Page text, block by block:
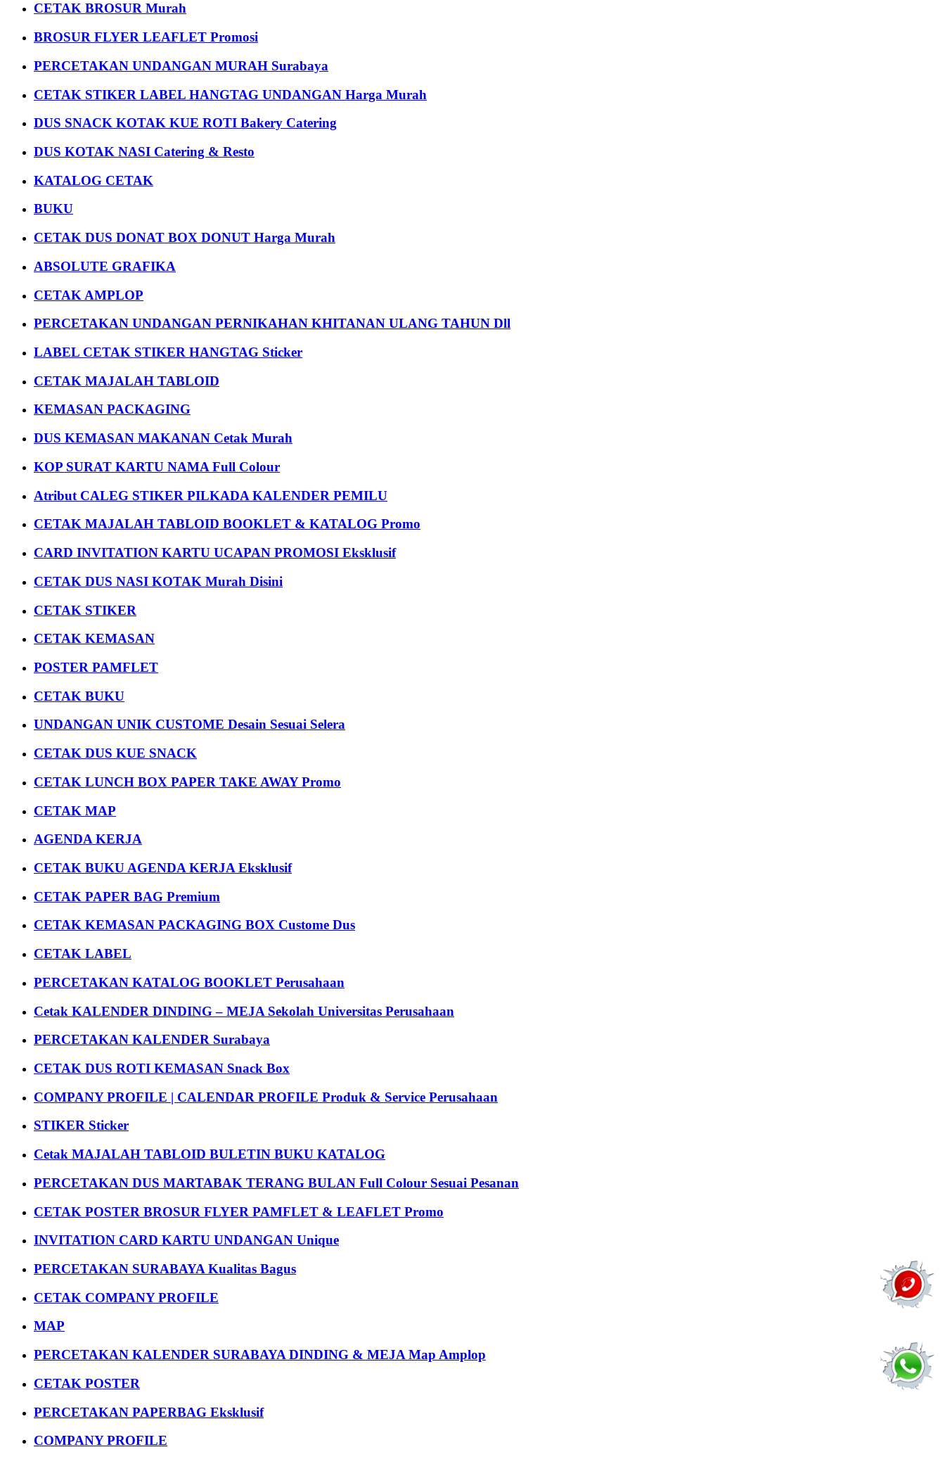
CETAK BROSUR Murah
BROSUR FLYER LEAFLET Promosi
PERCETAKAN UNDANGAN MURAH Surabaya
CETAK STIKER LABEL HANGTAG UNDANGAN Harga Murah
DUS SNACK KOTAK KUE ROTI Bakery Catering
DUS KOTAK NASI Catering & Resto
KATALOG CETAK
BUKU
CETAK DUS DONAT BOX DONUT Harga Murah
ABSOLUTE GRAFIKA
CETAK AMPLOP
PERCETAKAN UNDANGAN PERNIKAHAN KHITANAN ULANG TAHUN Dll
LABEL CETAK STIKER HANGTAG Sticker
CETAK MAJALAH TABLOID
KEMASAN PACKAGING
DUS KEMASAN MAKANAN Cetak Murah
KOP SURAT KARTU NAMA Full Colour
Atribut CALEG STIKER PILKADA KALENDER PEMILU
CETAK MAJALAH TABLOID BOOKLET & KATALOG Promo
CARD INVITATION KARTU UCAPAN PROMOSI Eksklusif
CETAK DUS NASI KOTAK Murah Disini
CETAK STIKER
CETAK KEMASAN
POSTER PAMFLET
CETAK BUKU
UNDANGAN UNIK CUSTOME Desain Sesuai Selera
CETAK DUS KUE SNACK
CETAK LUNCH BOX PAPER TAKE AWAY Promo
CETAK MAP
AGENDA KERJA
CETAK BUKU AGENDA KERJA Eksklusif
CETAK PAPER BAG Premium
CETAK KEMASAN PACKAGING BOX Custome Dus
CETAK LABEL
PERCETAKAN KATALOG BOOKLET Perusahaan
Cetak KALENDER DINDING – MEJA Sekolah Universitas Perusahaan
PERCETAKAN KALENDER Surabaya
CETAK DUS ROTI KEMASAN Snack Box
COMPANY PROFILE | CALENDAR PROFILE Produk & Service Perusahaan
STIKER Sticker
Cetak MAJALAH TABLOID BULETIN BUKU KATALOG
PERCETAKAN DUS MARTABAK TERANG BULAN Full Colour Sesuai Pesanan
CETAK POSTER BROSUR FLYER PAMFLET & LEAFLET Promo
INVITATION CARD KARTU UNDANGAN Unique
PERCETAKAN SURABAYA Kualitas Bagus
CETAK COMPANY PROFILE
MAP
PERCETAKAN KALENDER SURABAYA DINDING & MEJA Map Amplop
CETAK POSTER
PERCETAKAN PAPERBAG Eksklusif
COMPANY PROFILE